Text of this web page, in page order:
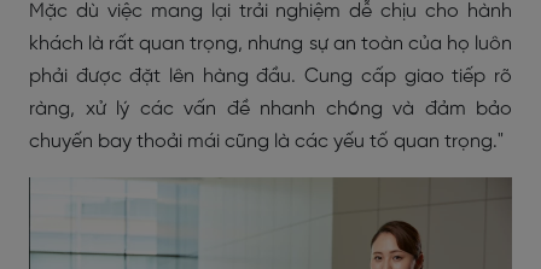
Mặc dù việc mang lại trải nghiệm dễ chịu cho hành
khách là rất quan trọng, nhưng sự an toàn của họ luôn
phải được đặt lên hàng đầu. Cung cấp giao tiếp rõ
ràng, xử lý các vấn đề nhanh chóng và đảm bảo
chuyến bay thoải mái cũng là các yếu tố quan trọng."